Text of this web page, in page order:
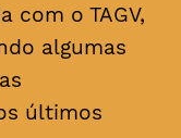
com o TAGV,
algumas
últimos